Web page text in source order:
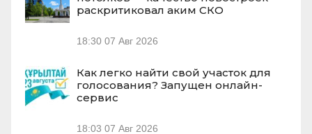
раскритиковал аким СКО
18:30 07 Авг 2026
Как легко найти свой участок для
голосования? Запущен онлайн-
сервис
18:03 07 Авг 2026